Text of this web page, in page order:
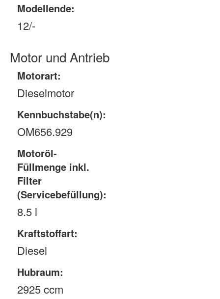
Modellende:
12/-
Motor und Antrieb
Motorart:
Dieselmotor
Kennbuchstabe(n):
OM656.929
Motoröl-
Füllmenge inkl.
Filter
(Servicebefüllung):
8.5 l
Kraftstoffart:
Diesel
Hubraum:
2925 ccm